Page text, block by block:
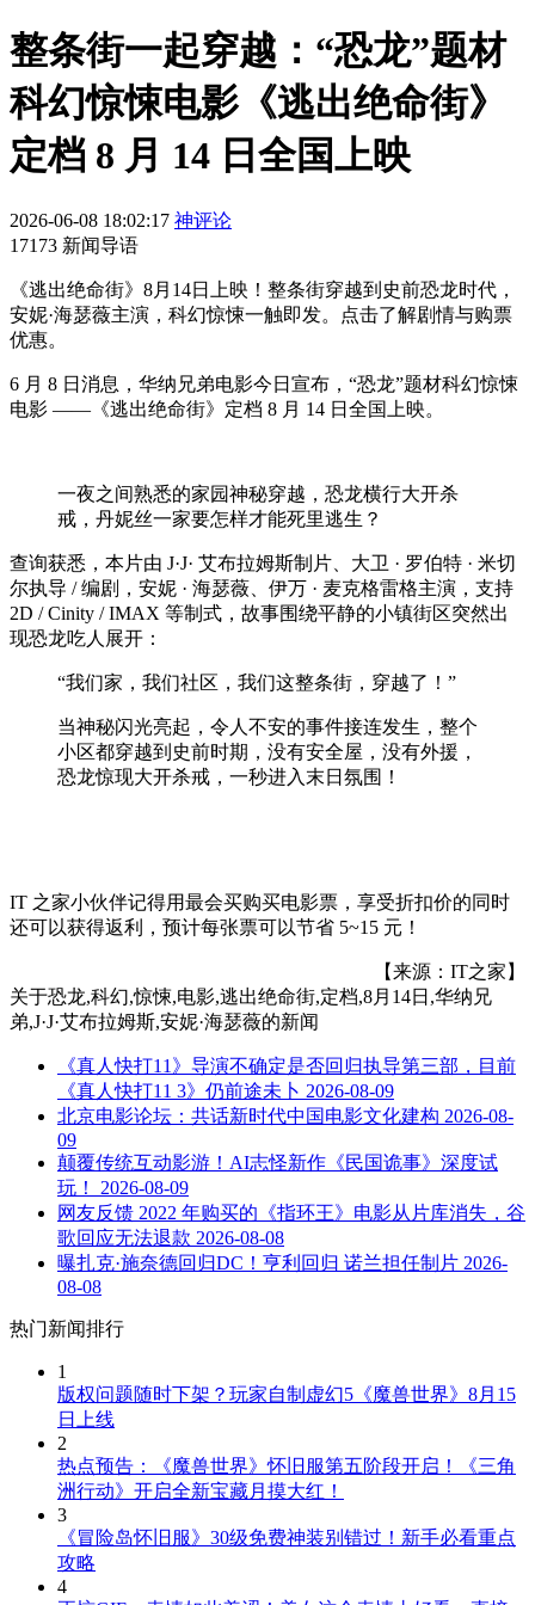
整条街一起穿越：“恐龙”题材
科幻惊悚电影《逃出绝命街》
定档 8 月 14 日全国上映
2026-06-08 18:02:17 神评论
17173 新闻导语
《逃出绝命街》8月14日上映！整条街穿越到史前恐龙时代，
安妮·海瑟薇主演，科幻惊悚一触即发。点击了解剧情与购票
优惠。
6 月 8 日消息，华纳兄弟电影今日宣布，“恐龙”题材科幻惊悚
电影 ——《逃出绝命街》定档 8 月 14 日全国上映。
一夜之间熟悉的家园神秘穿越，恐龙横行大开杀
戒，丹妮丝一家要怎样才能死里逃生？
查询获悉，本片由 J·J· 艾布拉姆斯制片、大卫 · 罗伯特 · 米切
尔执导 / 编剧，安妮 · 海瑟薇、伊万 · 麦克格雷格主演，支持
2D / Cinity / IMAX 等制式，故事围绕平静的小镇街区突然出
现恐龙吃人展开：
“我们家，我们社区，我们这整条街，穿越了！”
当神秘闪光亮起，令人不安的事件接连发生，整个
小区都穿越到史前时期，没有安全屋，没有外援，
恐龙惊现大开杀戒，一秒进入末日氛围！
IT 之家小伙伴记得用最会买购买电影票，享受折扣价的同时
还可以获得返利，预计每张票可以节省 5~15 元！
【来源：IT之家】
关于恐龙,科幻,惊悚,电影,逃出绝命街,定档,8月14日,华纳兄
弟,J·J·艾布拉姆斯,安妮·海瑟薇的新闻
《真人快打11》导演不确定是否回归执导第三部，目前
《真人快打11 3》仍前途未卜 2026-08-09
北京电影论坛：共话新时代中国电影文化建构 2026-08-
09
颠覆传统互动影游！AI志怪新作《民国诡事》深度试
玩！
2026-08-09
网友反馈 2022 年购买的《指环王》电影从片库消失，谷
歌回应无法退款 2026-08-08
曝扎克·施奈德回归DC！亨利回归 诺兰担任制片 2026-
08-08
热门新闻排行
1
版权问题随时下架？玩家自制虚幻5《魔兽世界》8月15
日上线
2
热点预告：《魔兽世界》怀旧服第五阶段开启！《三角
洲行动》开启全新宝藏月摸大红！
3
《冒险岛怀旧服》30级免费神装别错过！新手必看重点
攻略
4